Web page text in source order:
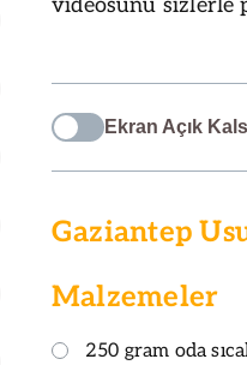
videosunu sizlerle
Ekran Açık
Gaziantep
Malzemeler
250 gram oda